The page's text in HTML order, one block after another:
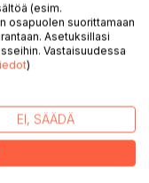
tuli myös
portteripanimo,
muassa
(esim.
osapuolen suorittamaan
Asetuksillasi
Vastaisuudessa
)
EI, SÄÄDÄ